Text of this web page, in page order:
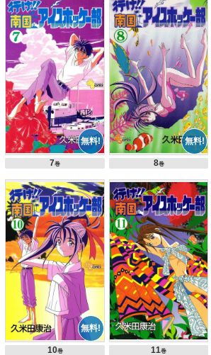
7巻 8巻
10巻 11巻